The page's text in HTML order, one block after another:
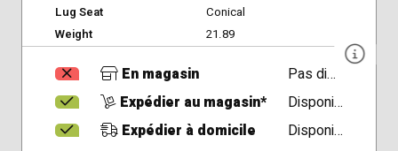
Lug Seat
Conical
Weight
21.89
En magasin
Pas disponible
Expédier au magasin*
Disponible
Expédier à domicile
Disponible